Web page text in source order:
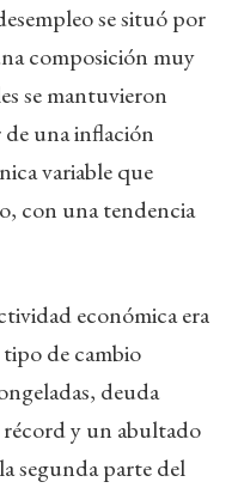
se situó por
composición muy
se mantuvieron
de una inflación
variable que
con una tendencia
económica era
de cambio
deuda
récord y un abultado
segunda parte del